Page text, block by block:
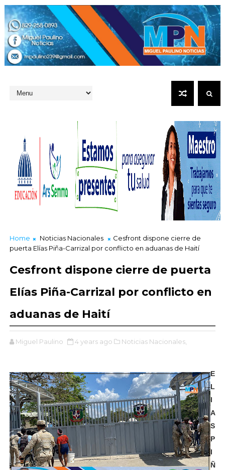
Home Noticias Nacionales
Cesfront dispone cierre de
puerta Elías Piña-Carrizal por conflicto en aduanas de Haití
Cesfront dispone cierre de puerta
Elías Piña-Carrizal por conflicto en
aduanas de Haití
Miguel Paulino 4 years ago Noticias Nacionales,
E
L
I
A
S
P
I
Ñ